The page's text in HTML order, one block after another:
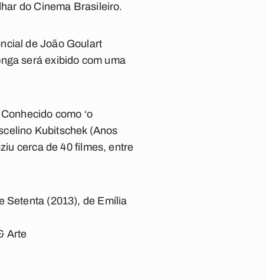
do Cinema Brasileiro.
de João Goulart
será exibido com uma
como ‘o
Kubitschek (Anos
cerca de 40 filmes, entre
Setenta (2013), de Emília
Arte